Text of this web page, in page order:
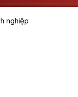
nghiệp